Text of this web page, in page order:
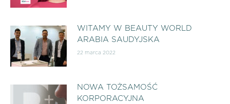
WITAMY W BEAUTY WORLD
ARABIA SAUDYJSKA
22 marca 2022
NOWA TOŻSAMOŚĆ
KORPORACYJNA